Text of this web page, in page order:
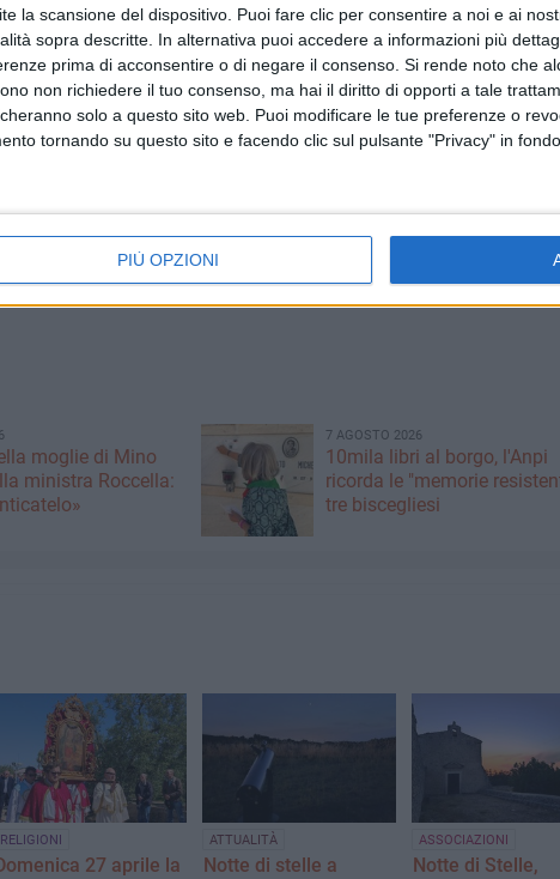
la scansione del dispositivo. Puoi fare clic per consentire a noi e ai
sopra descritte. In alternativa puoi accedere a informazioni più
prima di acconsentire o di negare il consenso. Si rende noto che
non richiedere il tuo consenso, ma hai il diritto di opporti a tale
solo a questo sito web. Puoi modificare le tue preferenze o
tornando su questo sito e facendo clic sul pulsante "Privacy" in
PIÙ OPZIONI
moglie di Mino
ministra Roccella:
7 AGOSTO 2026
10mila libri al borgo, l'Anpi
ricorda le "memorie
tre biscegliesi
RELIGIONI
27 aprile la
ATTUALITÀ
Notte di stelle a
ASSOCIAZIONI
Notte di Stelle,